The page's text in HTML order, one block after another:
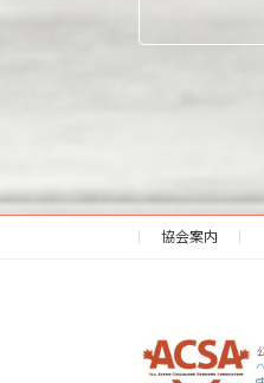
協会案内